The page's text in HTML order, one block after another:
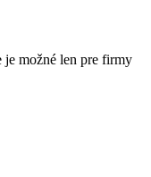
možné len pre firmy